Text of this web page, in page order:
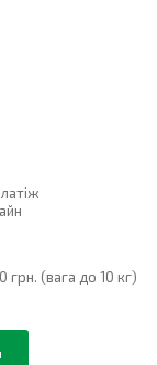
грн. (вага до 10 кг)